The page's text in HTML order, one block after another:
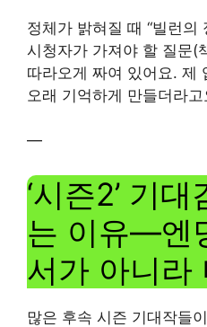
정체가 밝혀질 때 “빌런의
시청자가 가져야 할 질문(
따라오게 짜여 있어요. 제
오래 기억하게 만들더라고
—
‘시즌2’ 기
는 이유—엔
서가 아니라
많은 후속 시즌 기대작들